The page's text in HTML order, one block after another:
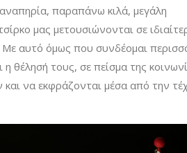
παραπάνω κιλά, μεγάλη
μας μετουσιώνονται σε
Με αυτό όμως που συνδέομαι
θέλησή τους, σε πείσμα της
να εκφράζονται μέσα από την